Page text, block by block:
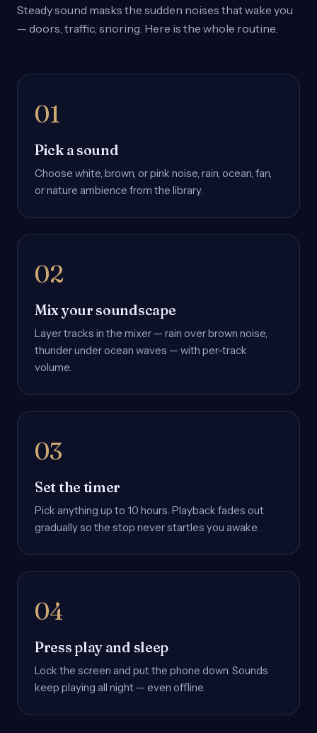
Steady sound masks the sudden noises that wake you
— doors, traffic, snoring. Here is the whole routine.
Pick a sound
Choose white, brown, or pink noise, rain, ocean, fan,
or nature ambience from the library.
Mix your soundscape
Layer tracks in the mixer — rain over brown noise,
thunder under ocean waves — with per-track
volume.
Set the timer
Pick anything up to 10 hours. Playback fades out
gradually so the stop never startles you awake.
Press play and sleep
Lock the screen and put the phone down. Sounds
keep playing all night — even offline.